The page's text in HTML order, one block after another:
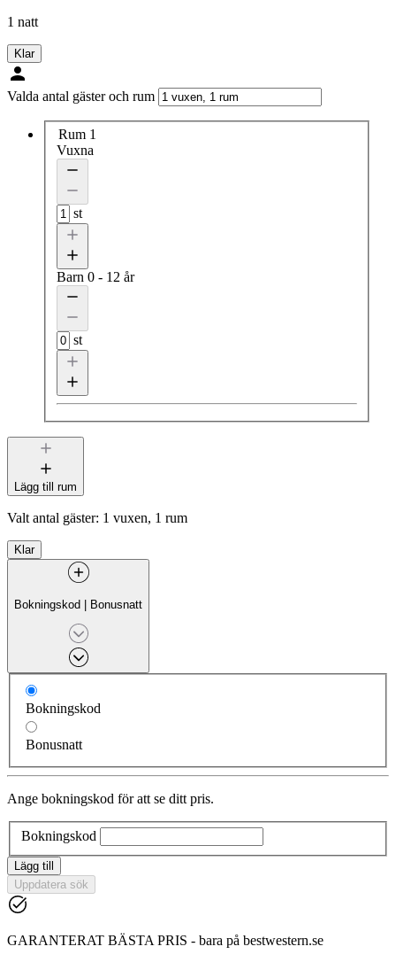
1 natt
Klar
Valda antal gäster och rum
Rum 1
Vuxna
st
Barn 0 - 12 år
st
Lägg till rum
Valt antal gäster: 1 vuxen, 1 rum
Klar
Bokningskod | Bonusnatt
Bokningskod
Bonusnatt
Ange bokningskod för att se ditt pris.
Bokningskod
Lägg till
Uppdatera sök
GARANTERAT BÄSTA PRIS - bara på bestwestern.se